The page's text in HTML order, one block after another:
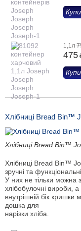
1,1л
475
Хлібниці Bread Bin™
Хлібниці Bread Bin™
Хлібниці Bread Bin™
зручні та функціональні.
У них не тільки можна
хлібобулочні вироби, а
внутрішній бік
дошка для
нарізки хліба.